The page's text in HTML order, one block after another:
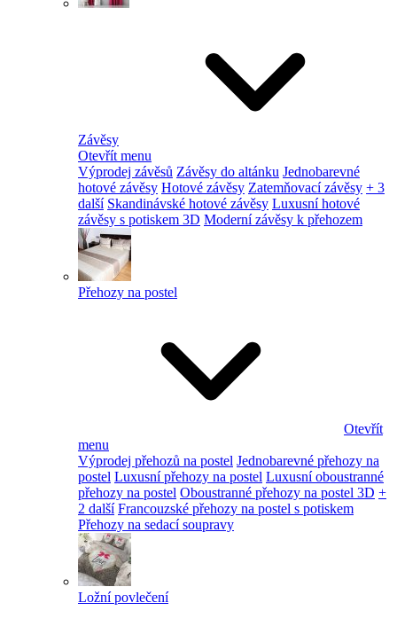
Závěsy
Otevřít menu
Výprodej závěsů Závěsy do altánku Jednobarevné
hotové závěsy Hotové závěsy Zatemňovací závěsy + 3
další Skandinávské hotové závěsy Luxusní hotové
závěsy s potiskem 3D Moderní závěsy k přehozem
Přehozy na postel
Otevřít
menu
Výprodej přehozů na postel Jednobarevné přehozy na
postel Luxusní přehozy na postel Luxusní oboustranné
přehozy na postel Oboustranné přehozy na postel 3D +
2 další Francouzské přehozy na postel s potiskem
Přehozy na sedací soupravy
Ložní povlečení